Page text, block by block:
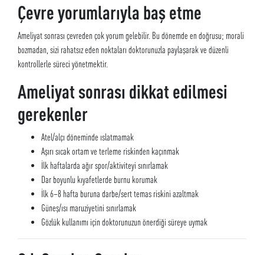
Çevre yorumlarıyla baş etme
Ameliyat sonrası çevreden çok yorum gelebilir. Bu dönemde en doğrusu; morali
bozmadan, sizi rahatsız eden noktaları doktorunuzla paylaşarak ve düzenli
kontrollerle süreci yönetmektir.
Ameliyat sonrası dikkat edilmesi
gerekenler
Atel/alçı döneminde ıslatmamak
Aşırı sıcak ortam ve terleme riskinden kaçınmak
İlk haftalarda ağır spor/aktiviteyi sınırlamak
Dar boyunlu kıyafetlerde burnu korumak
İlk 6–8 hafta buruna darbe/sert temas riskini azaltmak
Güneş/ısı maruziyetini sınırlamak
Gözlük kullanımı için doktorunuzun önerdiği süreye uymak